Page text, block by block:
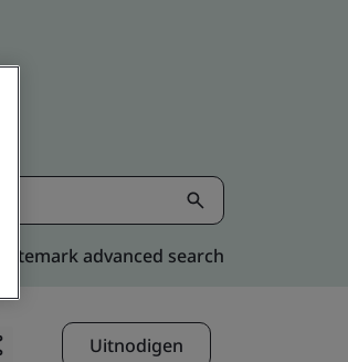
Kitemark advanced search
Uitnodigen